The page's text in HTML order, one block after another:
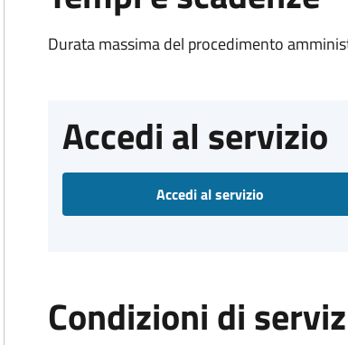
Durata massima del procedimento
Accedi al servizio
Accedi al servizio
Condizioni di